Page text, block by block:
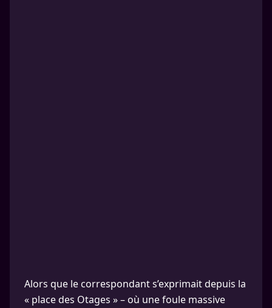
Alors que le correspondant s’exprimait depuis la
« place des Otages » – où une foule massive